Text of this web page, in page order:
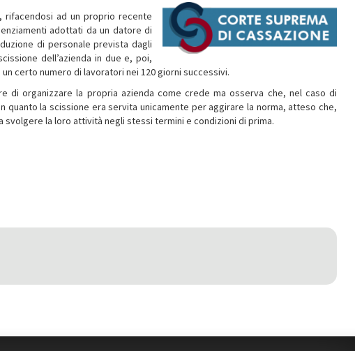
rifacendosi ad un proprio recente
adottati da un datore di
di personale prevista dagli
dell’azienda in due e, poi,
certo numero di lavoratori nei 120 giorni successivi.
di organizzare la propria azienda come crede ma osserva che, nel caso di
quanto la scissione era servita unicamente per aggirare la norma, atteso che,
la loro attività negli stessi termini e condizioni di prima.